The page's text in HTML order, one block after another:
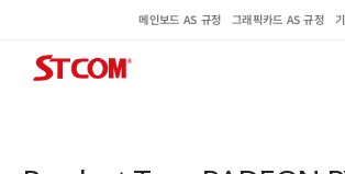
메인보드 AS 규정 그래픽카드 AS 규정